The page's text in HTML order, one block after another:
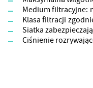
Medium filtracyjne:
Klasa filtracji
Siatka
Ciśnienie